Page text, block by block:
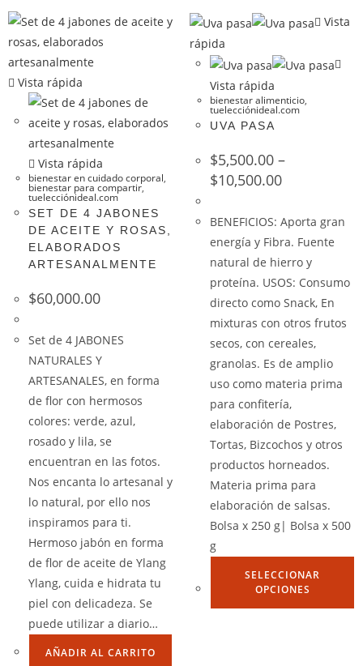
Vista rápida
Vista rápida
bienestar en cuidado corporal,
bienestar para compartir,
tuelecciónideal.com
SET DE 4 JABONES
DE ACEITE Y ROSAS,
ELABORADOS
ARTESANALMENTE
$60,000.00
Set de 4 JABONES
NATURALES Y
ARTESANALES, en forma
de flor con hermosos
colores: verde, azul,
rosado y lila, se
encuentran en las fotos.
Nos encanta lo artesanal y
lo natural, por ello nos
inspiramos para ti.
Hermoso jabón en forma
de flor de aceite de Ylang
Ylang, cuida e hidrata tu
piel con delicadeza. Se
puede utilizar a diario…
AÑADIR AL CARRITO
Vista
rápida
Vista rápida
bienestar alimenticio,
tuelecciónideal.com
UVA PASA
$5,500.00 –
$10,500.00
BENEFICIOS: Aporta gran
energía y Fibra. Fuente
natural de hierro y
proteína. USOS: Consumo
directo como Snack, En
mixturas con otros frutos
secos, con cereales,
granolas. Es de amplio
uso como materia prima
para confitería,
elaboración de Postres,
Tortas, Bizcochos y otros
productos horneados.
Materia prima para
elaboración de salsas.
Bolsa x 250 g| Bolsa x 500
g
SELECCIONAR
OPCIONES